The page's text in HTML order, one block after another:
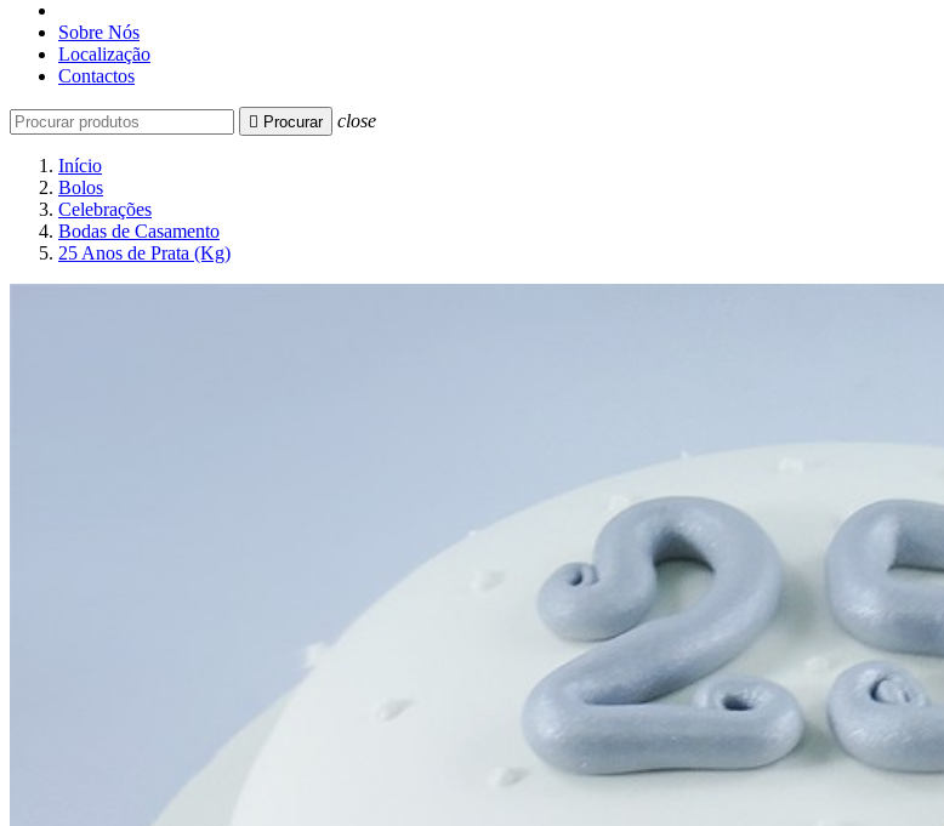
Sobre Nós
Localização
Contactos
 Procurar close
Início
Bolos
Celebrações
Bodas de Casamento
25 Anos de Prata (Kg)